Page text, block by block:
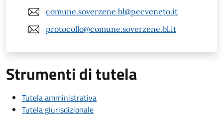
comune.soverzene.bl@pecveneto.it
protocollo@comune.soverzene.bl.it
Strumenti di tutela
Tutela amministrativa
Tutela giurisdizionale